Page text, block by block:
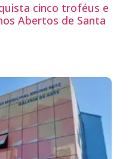
cinco troféus e
Abertos de Santa